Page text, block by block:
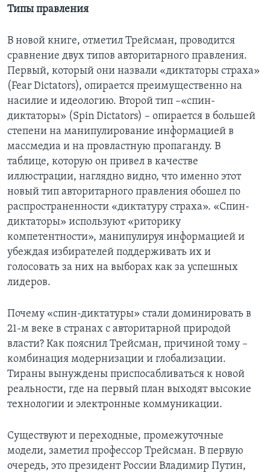
Типы правления
В новой книге, отметил Трейсман, проводится
сравнение двух типов авторитарного правления.
Первый, который они назвали «диктаторы страха»
(Fear Dictators), опирается преимущественно на
насилие и идеологию. Второй тип –«спин-
диктаторы» (Spin Dictators) – опирается в большей
степени на манипулирование информацией в
массмедиа и на провластную пропаганду. В
таблице, которую он привел в качестве
иллюстрации, наглядно видно, что именно этот
новый тип авторитарного правления обошел по
распространенности «диктатуру страха». «Спин-
диктаторы» используют «риторику
компетентности», манипулируя информацией и
убеждая избирателей поддерживать их и
голосовать за них на выборах как за успешных
лидеров.
Почему «спин-диктатуры» стали доминировать в
21-м веке в странах с авторитарной природой
власти? Как пояснил Трейсман, причиной тому –
комбинация модернизации и глобализации.
Тираны вынуждены приспосабливаться к новой
реальности, где на первый план выходят высокие
технологии и электронные коммуникации.
Существуют и переходные, промежуточные
модели, заметил профессор Трейсман. В первую
очередь, это президент России Владимир Путин,